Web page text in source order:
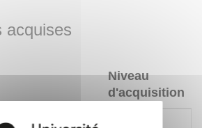
acquises
Niveau
d'acquisition
381 Maîtriser les